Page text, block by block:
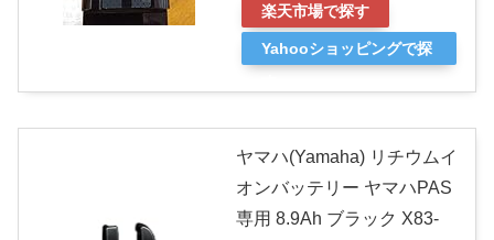
楽天市場で探す
Yahooショッピングで探
ヤマハ(Yamaha) リチウムイ
オンバッテリー ヤマハPAS
専用 8.9Ah ブラック X83-